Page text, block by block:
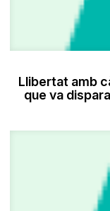
Llibertat amb
que va